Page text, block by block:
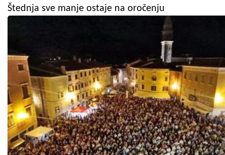
Štednja sve manje ostaje na oročenju